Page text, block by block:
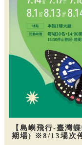
【島嶼飛行-臺灣
期場) ※8/13場次